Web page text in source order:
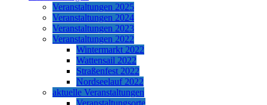
Veranstaltungen 2025
Veranstaltungen 2024
Veranstaltungen 2023
Veranstaltungen 2022
Wintermarkt 2022
Wattensail 2022
Straßenfest 2022
Nordseelauf 2022
aktuelle Veranstaltungen
Veranstaltungsorte